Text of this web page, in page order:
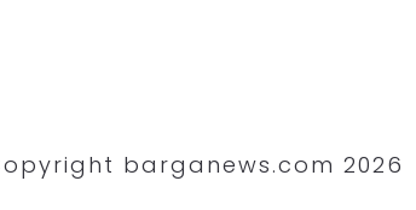
barganews.com 2026